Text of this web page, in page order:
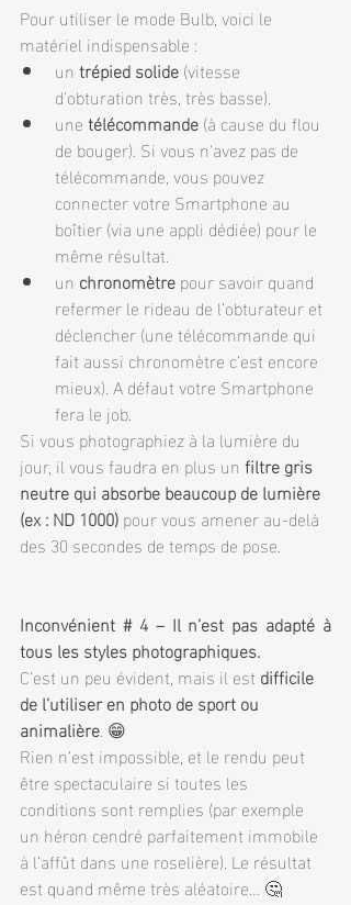
Pour utiliser le mode Bulb, voici le
matériel indispensable :
un trépied solide (vitesse
d'obturation très, très basse).
une télécommande (à cause du flou
de bouger). Si vous n'avez pas de
télécommande, vous pouvez
connecter votre Smartphone au
boîtier (via une appli dédiée) pour le
même résultat.
un chronomètre pour savoir quand
refermer le rideau de l’obturateur et
déclencher (une télécommande qui
fait aussi chronomètre c’est encore
mieux). A défaut votre Smartphone
fera le job.
Si vous photographiez à la lumière du
jour, il vous faudra en plus un filtre gris
neutre qui absorbe beaucoup de lumière
(ex : ND 1000) pour vous amener au-delà
des 30 secondes de temps de pose.
Inconvénient # 4 – Il n’est pas adapté à
tous les styles photographiques.
C’est un peu évident, mais il est difficile
de l’utiliser en photo de sport ou
animalière. 😁
Rien n’est impossible, et le rendu peut
être spectaculaire si toutes les
conditions sont remplies (par exemple
un héron cendré parfaitement immobile
à l’affût dans une roselière). Le résultat
est quand même très aléatoire… 🤔